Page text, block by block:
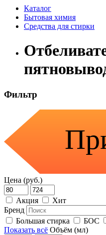
Каталог
Бытовая химия
Средства для стирки
Фильтр
Цена (руб.)
Акция
Хит
Бренд
Большая стирка
БОС
Показать всё Объём (мл)